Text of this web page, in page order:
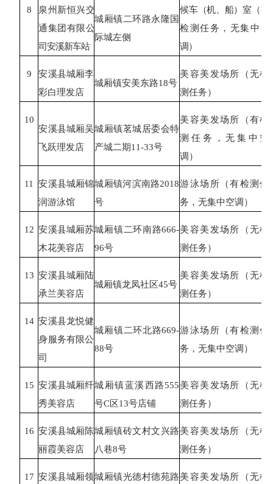
8
泉州新恒兴交
通集团有限公
司安溪新车站
城厢镇二环路永隆国
际城左侧
候车（机、船）室（有
检测任务，无集中空
调）
9
安溪县城厢李
彩白理发店
城厢镇安美东路18号
美容美发场所（无检
测任务）
10
安溪县城厢吴
飞跃理发店
城厢镇茗城居委会特
产城二期11-33号
美容美发场所（有检
测任务，无集中空
调）
11
安溪县城厢锦
润游泳馆
城厢镇河滨南路2018
号
游泳场所（有检测任
务，无集中空调）
12 安溪县城厢苏
木花美容店
城厢镇二环南路666-
96号
美容美发场所（无检
测任务）
13 安溪县城厢陆
承兰美容店
城厢镇龙凤社区45号
美容美发场所（无检
测任务）
14 安溪县龙悦健
身服务有限公
司
城厢镇二环北路669-
88号
游泳场所（有检测任
务，无集中空调）
15 安溪县城厢纤
秀美容店
城厢镇蓝溪西路555
号C区13号店铺
美容美发场所（无检
测任务）
16 安溪县城厢陈
丽霞美容店
城厢镇砖文村文兴路
八巷8号
美容美发场所（无检
测任务）
17 安溪县城厢领城厢镇光德村德苑路美容美发场所（无检